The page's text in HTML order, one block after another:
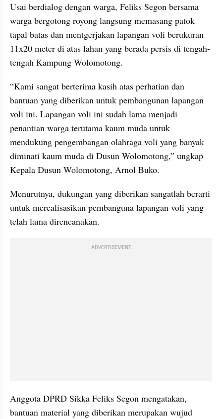
Usai berdialog dengan warga, Feliks Segon bersama
warga bergotong royong langsung memasang patok
tapal batas dan mentgerjakan lapangan voli berukuran
11x20 meter di atas lahan yang berada persis di tengah-
tengah Kampung Wolomotong.
“Kami sangat berterima kasih atas perhatian dan
bantuan yang diberikan untuk pembangunan lapangan
voli ini. Lapangan voli ini sudah lama menjadi
penantian warga terutama kaum muda untuk
mendukung pengembangan olahraga voli yang banyak
diminati kaum muda di Dusun Wolomotong,” ungkap
Kepala Dusun Wolomotong, Arnol Buko.
Menurutnya, dukungan yang diberikan sangatlah berarti
untuk merealisasikan pembanguna lapangan voli yang
telah lama direncanakan.
ADVERTISEMENT
Anggota DPRD Sikka Feliks Segon mengatakan,
bantuan material yang diberikan merupakan wujud